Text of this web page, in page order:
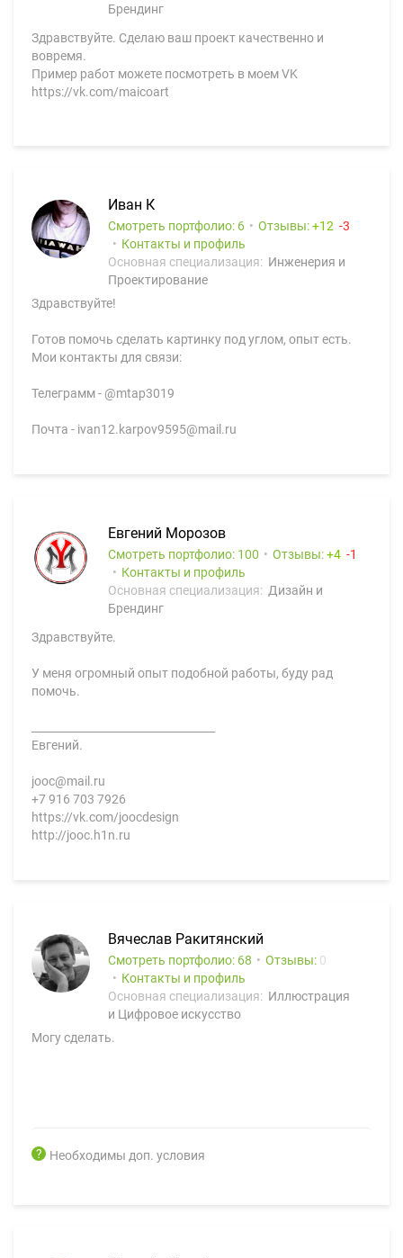
Брендинг
Здравствуйте. Сделаю ваш проект качественно и
вовремя.
Пример работ можете посмотреть в моем VK
https://vk.com/maicoart
Иван К
Смотреть портфолио: 6 Отзывы: 12
3
Контакты и профиль
Основная специализация: Инженерия и
Проектирование
Здравствуйте!
Готов помочь сделать картинку под углом, опыт есть.
Мои контакты для связи:
Телеграмм - @mtap3019
Почта - ivan12.karpov9595@mail.ru
Евгений Морозов
Смотреть портфолио: 100 Отзывы: 4
1
Контакты и профиль
Основная специализация: Дизайн и
Брендинг
Здравствуйте.
У меня огромный опыт подобной работы, буду рад
помочь.
Евгений.
jooc@mail.ru
+7 916 703 7926
https://vk.com/joocdesign
http://jooc.h1n.ru
Вячеслав Ракитянский
Смотреть портфолио: 68 Отзывы: 0
Контакты и профиль
Основная специализация: Иллюстрация
и Цифровое искусство
Могу сделать.
Необходимы доп. условия